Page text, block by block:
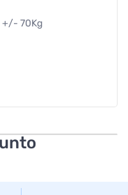
+/- 70Kg